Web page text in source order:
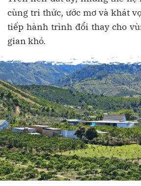
cùng tri thức, ước mơ và khát
tiếp hành trình đổi thay cho
gian khó.